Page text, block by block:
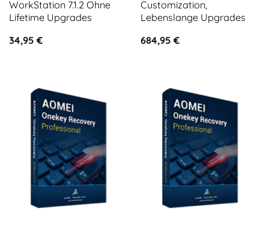
WorkStation 7.1.2 Ohne
Lifetime Upgrades
34,95 €
Customization,
Lebenslange Upgrades
684,95 €